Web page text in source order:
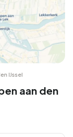
IJssel
aan den